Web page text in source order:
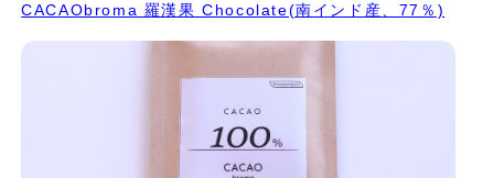
CACAObroma 羅漢果 Chocolate(南インド産、77％)